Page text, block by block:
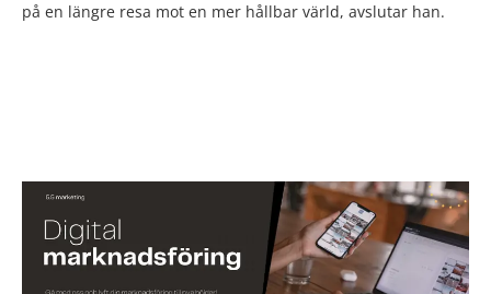
på en längre resa mot en mer hållbar värld, avslutar han.